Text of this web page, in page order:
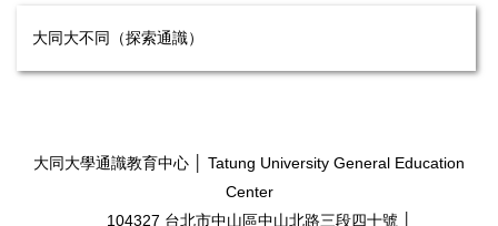
大同大不同（探索通識）
大同大學通識教育中心 │ Tatung University General Education
Center
104327 台北市中山區中山北路三段四十號 │